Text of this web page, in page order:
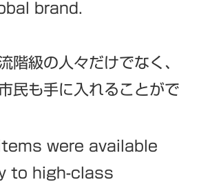
brand.
階級の人々だけでなく、
民も手に入れることがで
were available
to high-class